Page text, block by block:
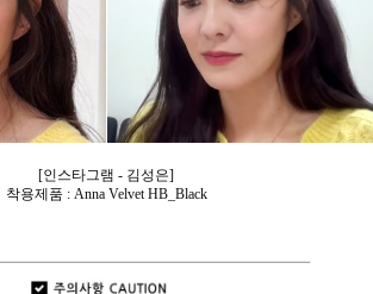
[인스타그램 - 김성은]
착용제품 : Anna Velvet HB_Black